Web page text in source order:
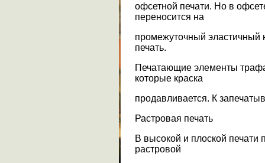
офсетной печати. Но в
переносится на
промежуточный эластичный
печать.
Печатающие элементы
которые краска
продавливается. К
Растровая печать
В высокой и плоской печати
растровой